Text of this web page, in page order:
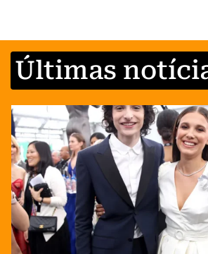
Últimas